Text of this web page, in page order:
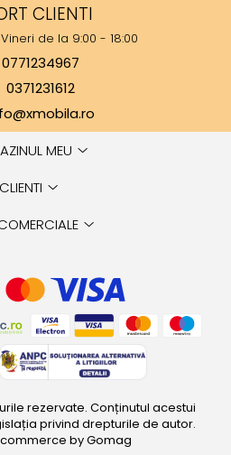
CLIENTI
de la 9:00 - 18:00
0771234967
0371231612
MEU
CLIENTI
rezervate. Conținutul acestui
privind drepturile de autor.
by Gomag